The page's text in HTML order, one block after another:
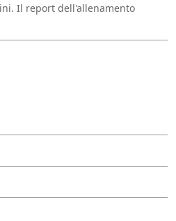
Il report dell'allenamento